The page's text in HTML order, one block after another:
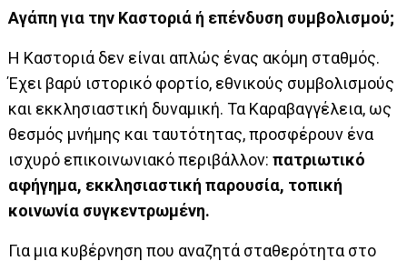
Αγάπη για την Καστοριά ή επένδυση συμβολισμού;
Η Καστοριά δεν είναι απλώς ένας ακόμη σταθμός.
Έχει βαρύ ιστορικό φορτίο, εθνικούς συμβολισμούς
και εκκλησιαστική δυναμική. Τα Καραβαγγέλεια, ως
θεσμός μνήμης και ταυτότητας, προσφέρουν ένα
ισχυρό επικοινωνιακό περιβάλλον:πατριωτικό
αφήγημα, εκκλησιαστική παρουσία, τοπική
κοινωνία συγκεντρωμένη.
Για μια κυβέρνηση που αναζητά σταθερότητα στο